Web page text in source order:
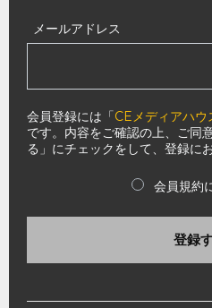
メールアドレス
会員登録には「CEメディアハウ
です。内容をご確認の上、ご同
る」にチェックをして、登録に
会員規約
登録